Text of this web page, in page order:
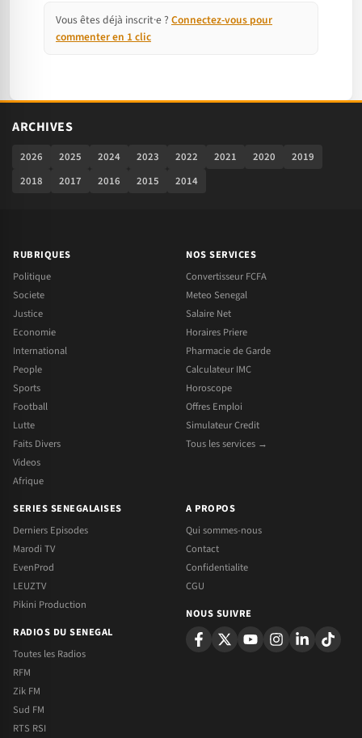
Vous êtes déjà inscrit·e ? Connectez-vous pour
commenter en 1 clic
ARCHIVES
2026 2025 2024 2023 2022 2021 2020
2019
2018
2017 2016 2015 2014
RUBRIQUES
Politique
Societe
Justice
Economie
International
People
Sports
Football
Lutte
Faits Divers
Videos
Afrique
NOS SERVICES
Convertisseur FCFA
Meteo Senegal
Salaire Net
Horaires Priere
Pharmacie de Garde
Calculateur IMC
Horoscope
Offres Emploi
Simulateur Credit
Tous les services →
SERIES SENEGALAISES
Derniers Episodes
Marodi TV
EvenProd
LEUZTV
Pikini Production
RADIOS DU SENEGAL
Toutes les Radios
RFM
Zik FM
Sud FM
RTS RSI
A PROPOS
Qui sommes-nous
Contact
Confidentialite
CGU
NOUS SUIVRE